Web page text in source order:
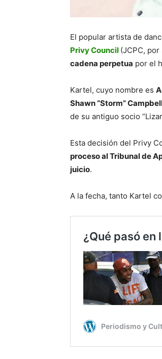
El popular artista de
Privy Council (JCPC,
cadena perpetua por el
Kartel, cuyo nombre es
Shawn “Storm”
de su antiguo socio
Esta decisión del Privy
proceso al Tribunal de
juicio.
A la fecha, tanto Kartel